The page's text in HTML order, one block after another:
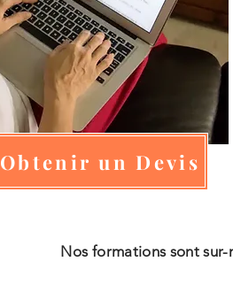
Obtenir un Devis
Nos formations sont sur-